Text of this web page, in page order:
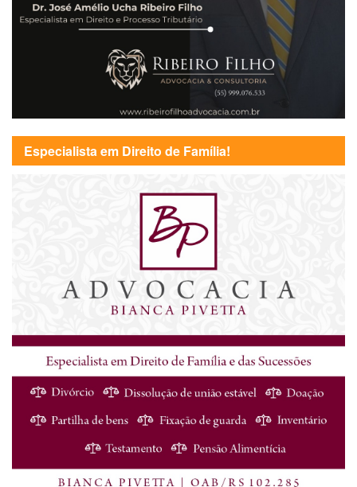
Especialista em Direito de Família!